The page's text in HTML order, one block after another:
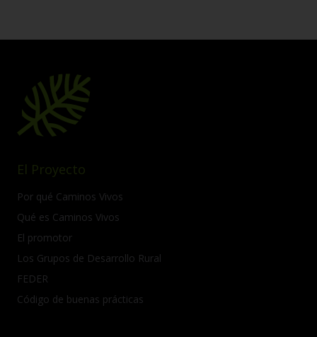
El Proyecto
Por qué Caminos Vivos
Qué es Caminos Vivos
El promotor
Los Grupos de Desarrollo Rural
FEDER
Código de buenas prácticas